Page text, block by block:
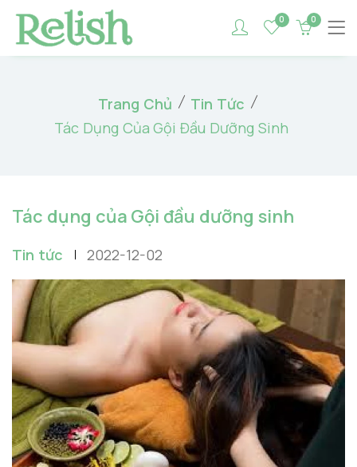
0 0
Trang Chủ
Tin Tức
Tác Dụng Của Gội Đầu Dưỡng Sinh
Tác dụng của Gội đầu dưỡng sinh
Tin tức 2022-12-02